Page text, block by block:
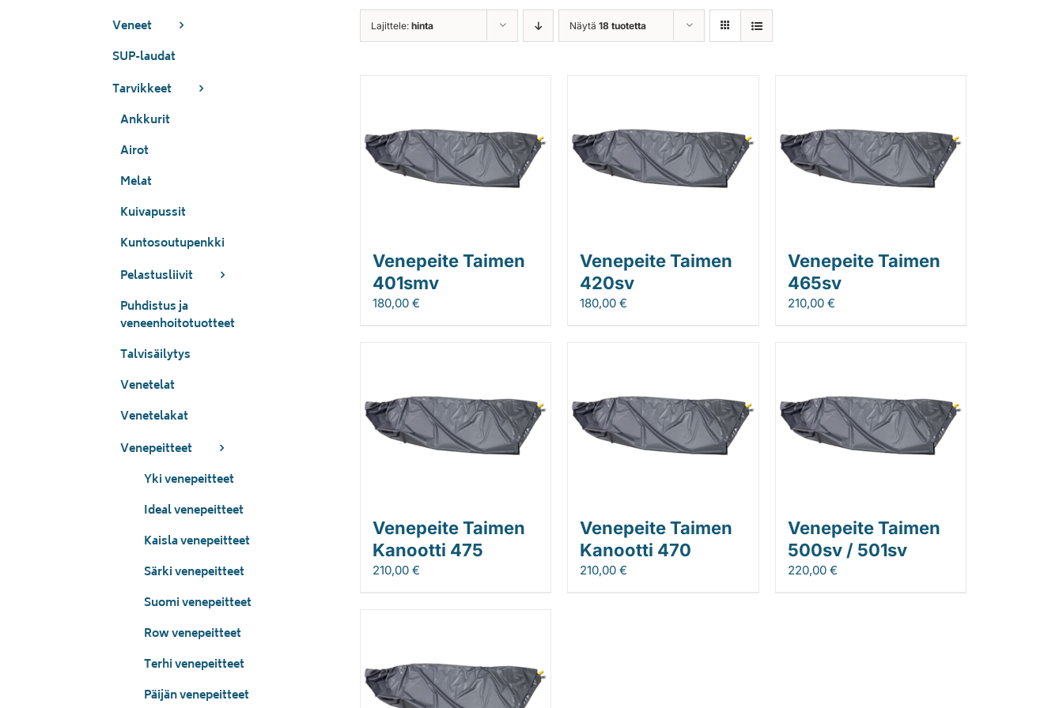
Lajittele: hinta Näytä 18 tuotetta
Venepeite Taimen
401smv
180,00 €
Venepeite Taimen
420sv
180,00€
Venepeite Taimen
465sv
210,00 €
Venepeite Taimen
Kanootti 475
210,00 €
Venepeite Taimen
Kanootti 470
210,00€
Venepeite Taimen
500sv / 501sv
220,00 €
Veneet
SUP-laudat
Tarvikkeet
Ankkurit
Airot
Melat
Kuivapussit
Kuntosoutupenkki
Pelastusliivit
Puhdistus ja
veneenhoitotuotteet
Talvisäilytys
Venetelat
Venetelakat
Venepeitteet
Yki venepeitteet
Ideal venepeitteet
Kaisla venepeitteet
Särki venepeitteet
Suomi venepeitteet
Row venepeitteet
Terhi venepeitteet
Päijän venepeitteet